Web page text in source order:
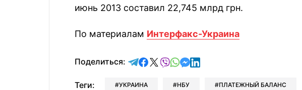
июнь 2013 составил 22,745 млрд грн.
По материалам Интерфакс-Украина
Поделиться: отправить в Telegram
поделиться в Facebook
поделиться в X
отправить в Viber
отправить в Whatsapp
отправить в Messenger
отправить в LinkedIn
Теги: УКРАИНА НБУ ПЛАТЕЖНЫЙ БАЛАНС